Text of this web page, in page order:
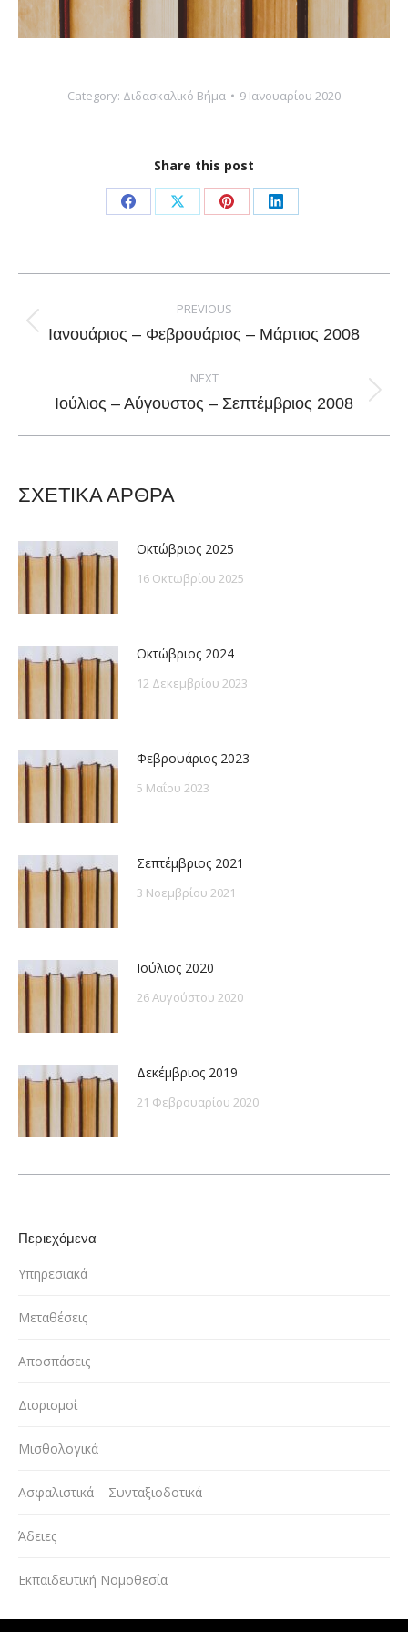
Category: Διδασκαλικό Βήμα 9 Ιανουαρίου 2020
Share this post
Share
Facebook
Share
X
Share
Pinterest
Share
LinkedIn
navigation
PREVIOUS
Previous
Ιανουάριος – Φεβρουάριος – Μάρτιος 2008
NEXT
Next
Ιούλιος – Αύγουστος – Σεπτέμβριος 2008
ΣΧΕΤΙΚΑ ΑΡΘΡΑ
Οκτώβριος 2025
16 Οκτωβρίου 2025
Οκτώβριος 2024
12 Δεκεμβρίου 2023
Φεβρουάριος 2023
5 Μαΐου 2023
Σεπτέμβριος 2021
3 Νοεμβρίου 2021
Ιούλιος 2020
26 Αυγούστου 2020
Δεκέμβριος 2019
21 Φεβρουαρίου 2020
Περιεχόμενα
Υπηρεσιακά
Μεταθέσεις
Αποσπάσεις
Διορισμοί
Μισθολογικά
Ασφαλιστικά – Συνταξιοδοτικά
Άδειες
Εκπαιδευτική Νομοθεσία